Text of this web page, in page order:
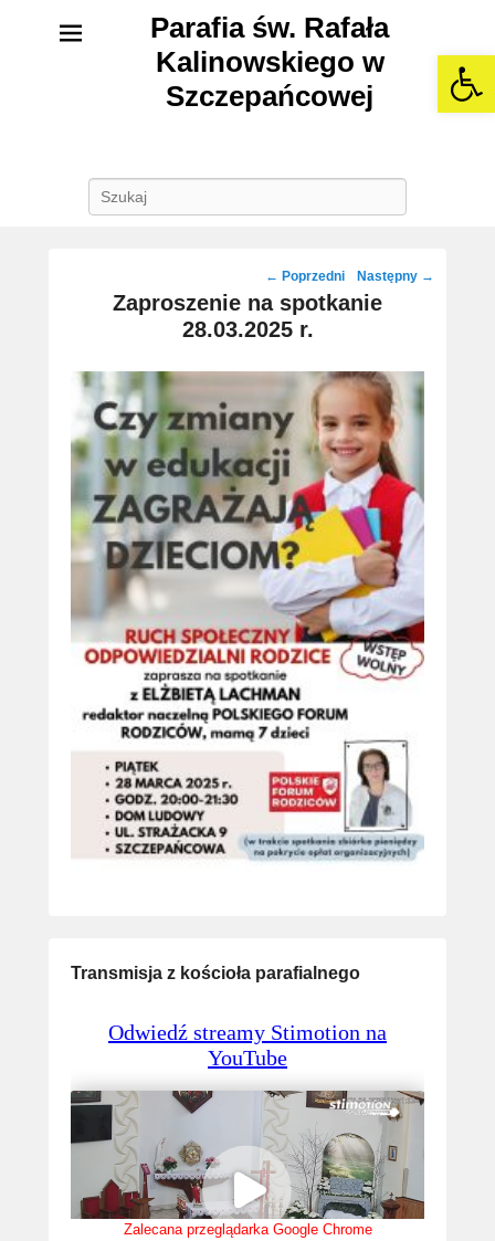
Parafia św. Rafała
Kalinowskiego w
Szczepańcowej
Post
navigation
← Poprzedni Następny →
Zaproszenie na spotkanie
28.03.2025 r.
Transmisja z kościoła parafialnego
Zalecana przeglądarka Google Chrome